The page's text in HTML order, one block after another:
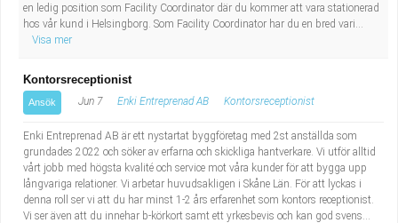
en ledig position som Facility Coordinator där du kommer att vara stationerad
hos vår kund i Helsingborg. Som Facility Coordinator har du en bred vari...
Visa mer
Kontorsreceptionist
Ansök Jun 7 Enki Entreprenad AB Kontorsreceptionist
Enki Entreprenad AB är ett nystartat byggföretag med 2st anställda som
grundades 2022 och söker av erfarna och skickliga hantverkare. Vi utför alltid
vårt jobb med högsta kvalité och service mot våra kunder för att bygga upp
långvariga relationer. Vi arbetar huvudsakligen i Skåne Län. För att lyckas i
denna roll ser vi att du har minst 1-2 års erfarenhet som kontors receptionist.
Vi ser även att du innehar b-körkort samt ett yrkesbevis och kan god svens...